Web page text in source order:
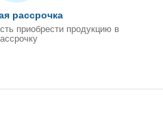
рассрочка
приобрести продукцию в